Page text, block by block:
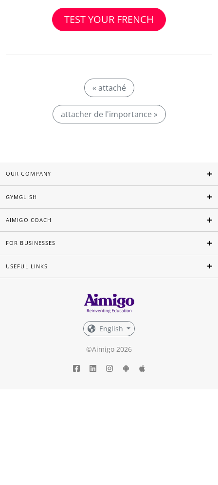
TEST YOUR FRENCH
« attaché
attacher de l'importance »
OUR COMPANY
GYMGLISH
AIMIGO COACH
FOR BUSINESSES
USEFUL LINKS
English
©Aimigo 2026